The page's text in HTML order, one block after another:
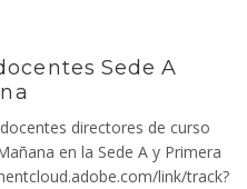
Sede A
directores de curso
en la Sede A y Primera
link/track?